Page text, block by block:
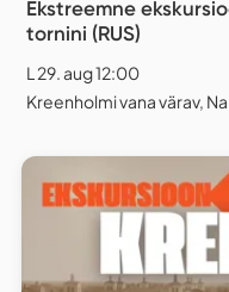
Ekstreemne
tornini (RUS)
L 29. aug 12:00
Kreenholmi vana värav,